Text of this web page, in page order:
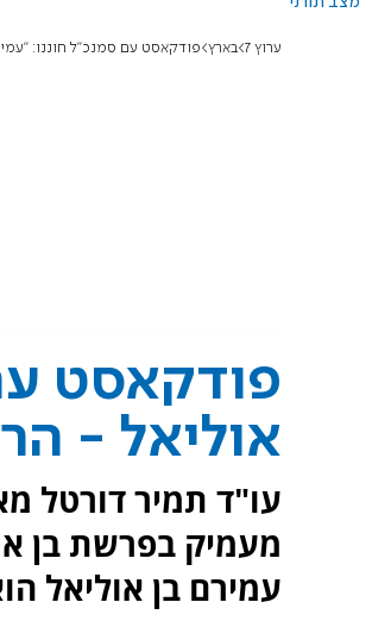
ערוץ 7 בארץ פודקאסט עם סמנכ"ל חוננו:
פודקאסט
אוליאל -
עו"ד תמיר דורטל
מעמיק בפרשת בן
עמירם בן אוליאל